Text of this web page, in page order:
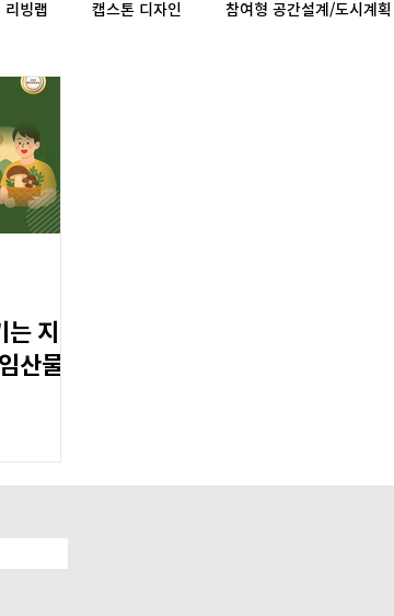
리빙랩 캡스톤 디자인 참여형 공간설계/도시계획
지속
산물